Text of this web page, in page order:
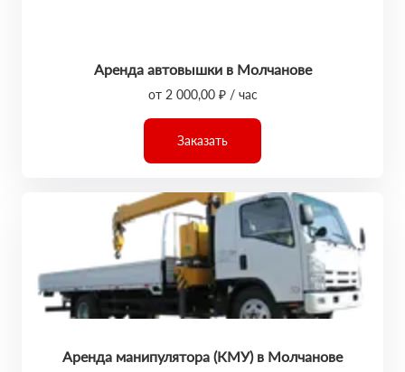
Аренда автовышки в Молчанове
от 2 000,00 ₽ / час
Заказать
Аренда манипулятора (КМУ) в Молчанове